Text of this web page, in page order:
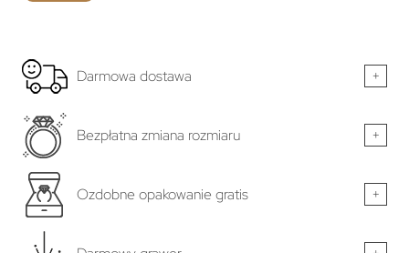
Darmowa dostawa +
Bezpłatna zmiana rozmiaru +
Ozdobne opakowanie gratis +